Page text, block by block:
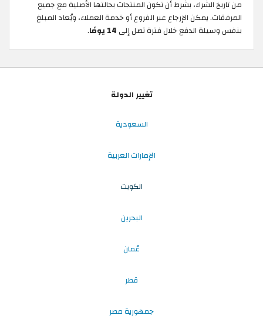
من تاريخ الشراء، بشرط أن تكون المنتجات بحالتها الأصلية مع جميع
المرفقات. يمكن الإرجاع عبر الفروع أو خدمة العملاء، ويُعاد المبلغ
بنفس وسيلة الدفع خلال فترة تصل إلى
.
تغيير الدولة
السعودية
الإمارات العربية
الكويت
البحرين
عُمان
قطر
جمهورية مصر